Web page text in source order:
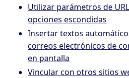
Utilizar parámetros de
opciones escondidas
Insertar textos
correos electrónicos de
en pantalla
Vincular con otros sitios